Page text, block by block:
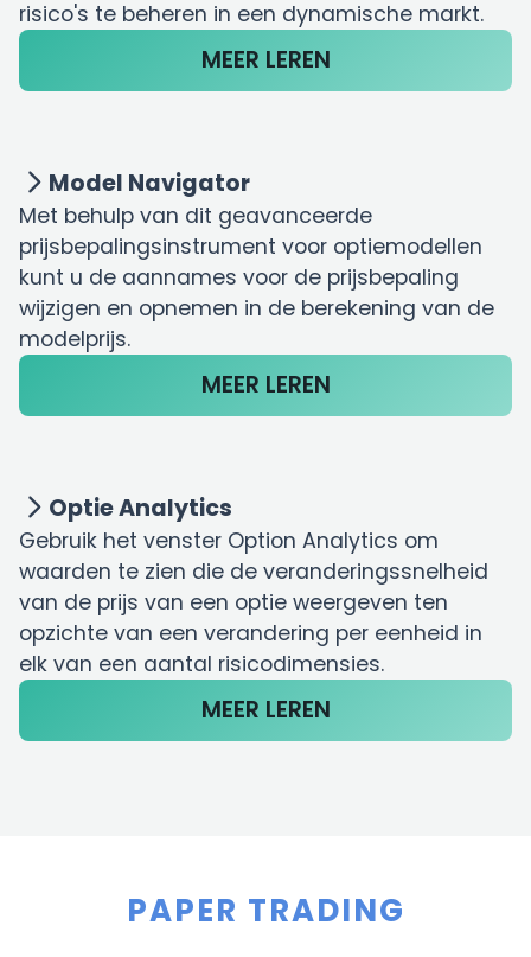
risico's te beheren in een dynamische markt.
MEER LEREN
Model Navigator
Met behulp van dit geavanceerde
prijsbepalingsinstrument voor optiemodellen
kunt u de aannames voor de prijsbepaling
wijzigen en opnemen in de berekening van de
modelprijs.
MEER LEREN
Optie Analytics
Gebruik het venster Option Analytics om
waarden te zien die de veranderingssnelheid
van de prijs van een optie weergeven ten
opzichte van een verandering per eenheid in
elk van een aantal risicodimensies.
MEER LEREN
PAPER TRADING